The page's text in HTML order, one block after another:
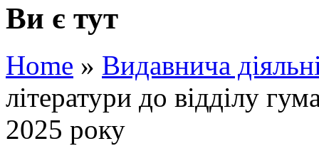
Ви є тут
Home » Видавнича
літератури до відділу
2025 року